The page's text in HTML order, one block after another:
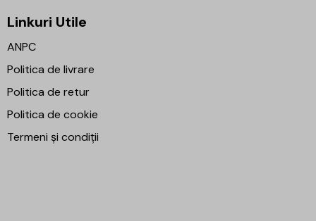
Linkuri Utile
ANPC
Politica de livrare
Politica de retur
Politica de cookie
Termeni și condiții